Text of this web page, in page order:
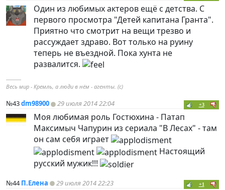
Один из любимых актеров ещё с детства. С
первого просмотра "Детей капитана Гранта".
Приятно что смотрит на вещи трезво и
рассуждает здраво. Вот только на руину
теперь не въездной. Пока хунта не
развалится.
----------
Весь мир - Кремль, а люди в нём - агенты. (с)
№43dm98900 29 июля 2014 22:04 +3
Моя любимая роль Гостюхина - Патап
Максимыч Чапурин из сериала "В Лесах" - там
он сам себя играет
Настоящий
русский мужик!!!
№44П.Елена 29 июля 2014 22:23 +1